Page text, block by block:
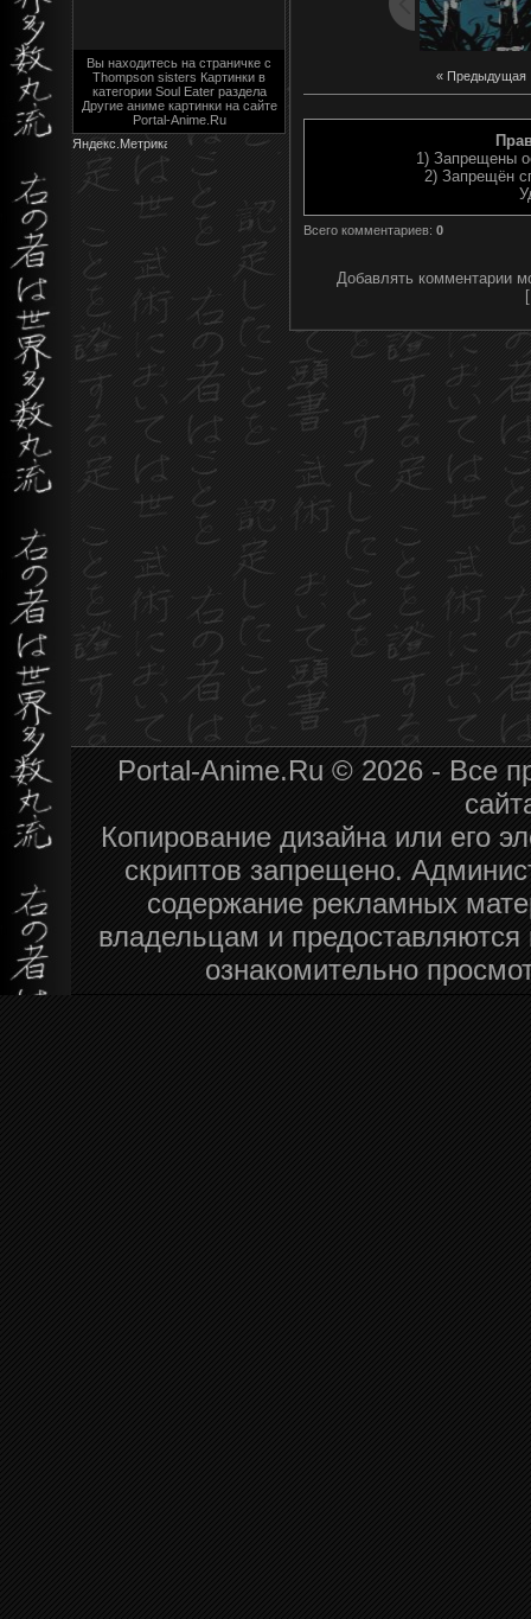
Вы находитесь на страничке с
Thompson sisters Картинки в
категории Soul Eater раздела
Другие аниме картинки на сайте
Portal-Anime.Ru
« Предыдущая
1) Запрещены
2) Запрещён
Всего комментариев: 0
Добавлять комментарии
Portal-Anime.Ru © 2026 - Все
Копирование дизайна или его
скриптов запрещено.
содержание рекламных
владельцам и
ознакомительно